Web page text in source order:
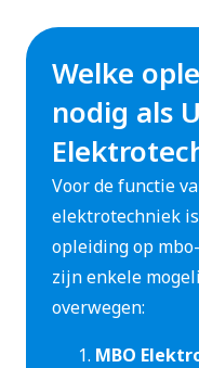
Welke
nodig als
Voor de functie
elektrotechniek
opleiding op
zijn enkele
overwegen:
MBO